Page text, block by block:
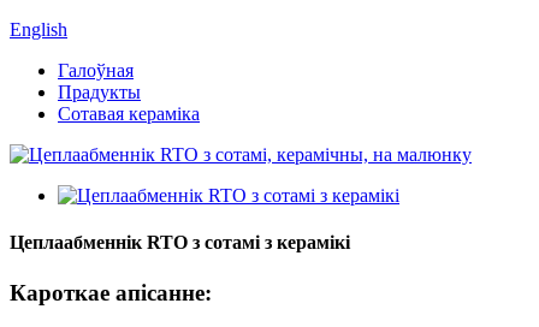
English
Галоўная
Прадукты
Сотавая кераміка
Цеплаабменнік RTO з сотамі з керамікі
Кароткае апісанне: